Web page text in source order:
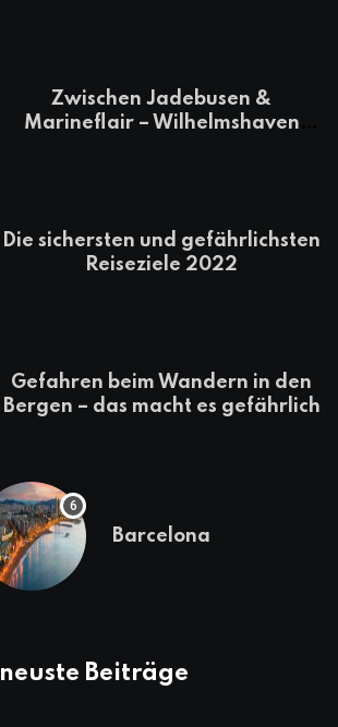
Zwischen Jadebusen &
Marineflair – Wilhelmshaven
Die sichersten und gefährlichsten
Reiseziele 2022
Gefahren beim Wandern in den
Bergen – das macht es gefährlich
Barcelona
neuste Beiträge